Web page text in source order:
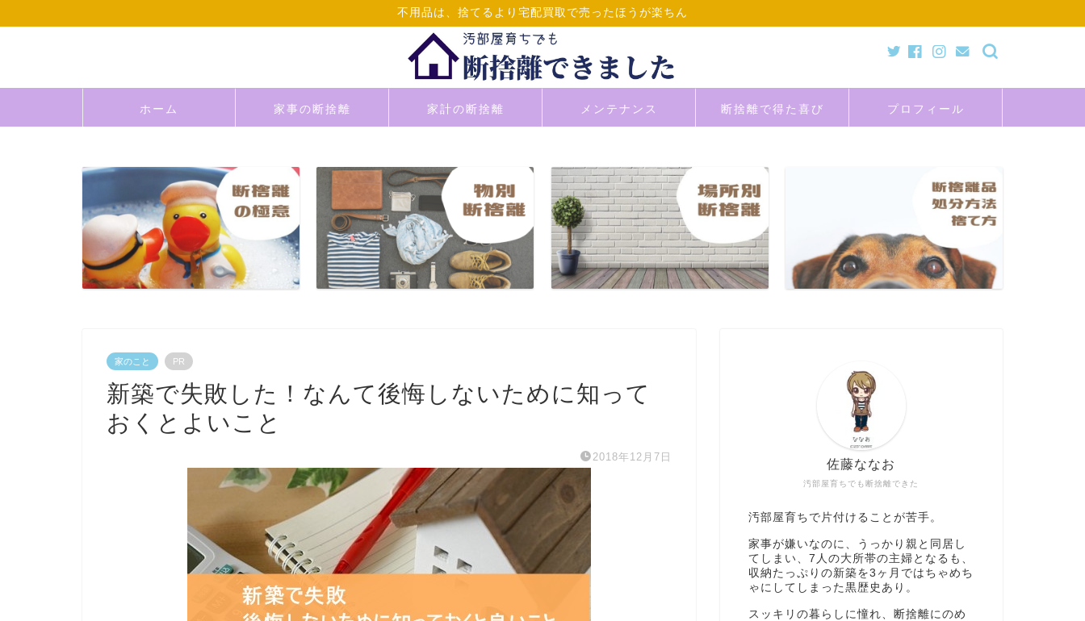
不用品は、捨てるより宅配買取で売ったほうが楽ちん
ホーム 家事の断捨離 家計の断捨離 メンテナンス 断捨離で得た喜び プロフィール
家のこと PR
新築で失敗した！なんて後悔しないために知って
おくとよいこと
2018年12月7日
汚部屋育ちでも断捨離できた
佐藤ななお
汚部屋育ちで片付けることが苦手。
家事が嫌いなのに、うっかり親と同居し
てしまい、7人の大所帯の主婦となるも、
収納たっぷりの新築を3ヶ月ではちゃめち
ゃにしてしまった黒歴史あり。
スッキリの暮らしに憧れ、断捨離にのめ